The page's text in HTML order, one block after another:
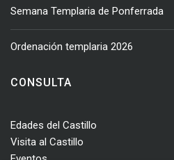
Semana Templaria de Ponferrada
Ordenación templaria 2026
CONSULTA
Edades del Castillo
Visita al Castillo